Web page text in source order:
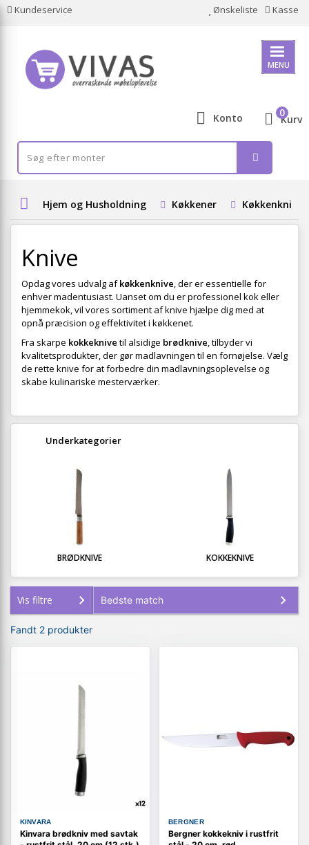
Kundeservice Ønskeliste Kasse
MENU
Konto Kurv
0
Hjem og Husholdning Køkkener Køkkenknive
Knive
Opdag vores udvalg afkøkkenknive, der er essentielle for
enhver madentusiast. Uanset om du er professionel kok eller
hjemmekok, vil vores sortiment af knive hjælpe dig med at
opnå præcision og effektivitet i køkkenet.
Fra skarpe kokkeknive til alsidige brødknive, tilbyder vi
kvalitetsprodukter, der gør madlavningen til en fornøjelse. Vælg
de rette knive for at forbedre din madlavningsoplevelse og
skabe kulinariske mesterværker.
Underkategorier
BRØDKNIVE KOKKEKNIVE
Vis filtre
Fandt 2 produkter
KINVARA
Kinvara brødkniv med savtak
BERGNER
Bergner kokkekniv i rustfrit